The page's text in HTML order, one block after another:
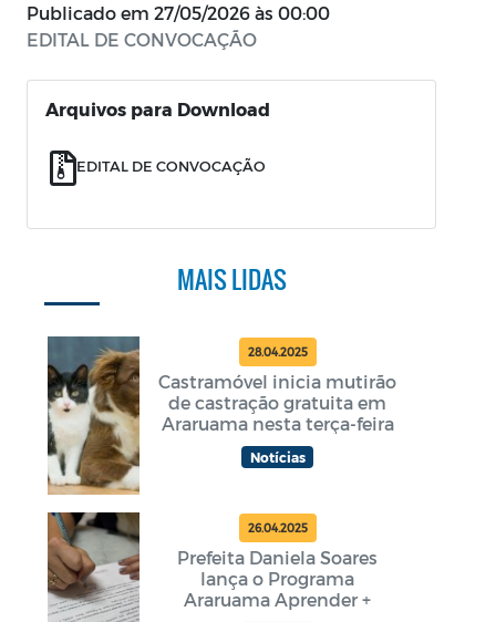
Publicado em 27/05/2026 às 00:00
EDITAL DE CONVOCAÇÃO
Arquivos para Download
EDITAL DE CONVOCAÇÃO
MAIS LIDAS
28.04.2025
Castramóvel inicia mutirão
de castração gratuita em
Araruama nesta terça-feira
Notícias
26.04.2025
Prefeita Daniela Soares
lança o Programa
Araruama Aprender +